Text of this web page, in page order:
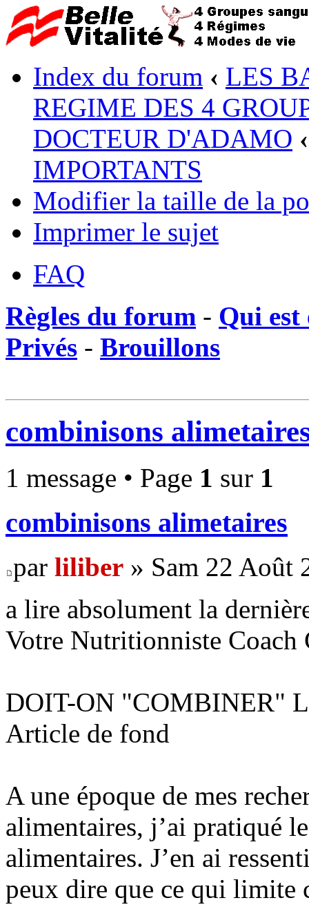
Index du forum ‹ LES
REGIME DES 4
DOCTEUR D'ADAMO ‹
IMPORTANTS
Modifier la taille de la
Imprimer le sujet
FAQ
Règles du forum - Qui est
Privés - Brouillons
combinisons
1 message • Page 1 sur 1
combinisons alimetaires
par liliber » Sam 22 Août
a lire absolument la
Votre Nutritionniste Coach
DOIT-ON "COMBINER"
Article de fond
A une époque de mes
alimentaires, j’ai pratiqué
alimentaires. J’en ai
peux dire que ce qui limite